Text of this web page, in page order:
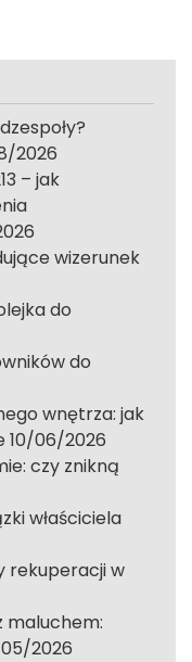
2026
– jak
wizerunek
do
do
wnętrza: jak
10/06/2026
czy znikną
właściciela
rekuperacji w
maluchem:
2026